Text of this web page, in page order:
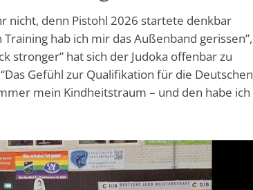
nicht, denn Pistohl 2026 startete denkbar
hab ich mir das Außenband gerissen”,
stronger” hat sich der Judoka offenbar zu
Gefühl zur Qualifikation für die Deutschen
mein Kindheitstraum – und den habe ich